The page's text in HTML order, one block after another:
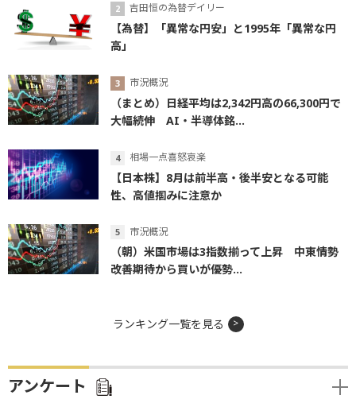
吉田恒の為替デイリー
【為替】「異常な円安」と1995年「異常な円
高」
市況概況
（まとめ）日経平均は2,342円高の66,300円で
大幅続伸 AI・半導体銘...
相場一点喜怒哀楽
【日本株】8月は前半高・後半安となる可能
性、高値掴みに注意か
市況概況
（朝）米国市場は3指数揃って上昇 中東情勢
改善期待から買いが優勢...
ランキング一覧を見る
アンケート